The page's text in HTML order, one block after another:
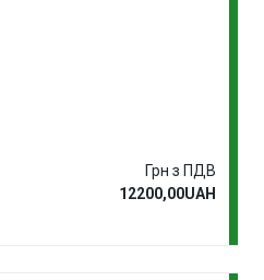
Грн з ПДВ
12200,00UAH